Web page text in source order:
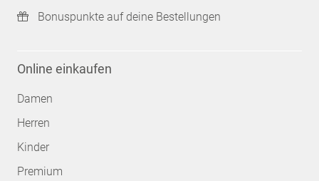
Bonuspunkte auf deine Bestellungen
Online einkaufen
Damen
Herren
Kinder
Premium